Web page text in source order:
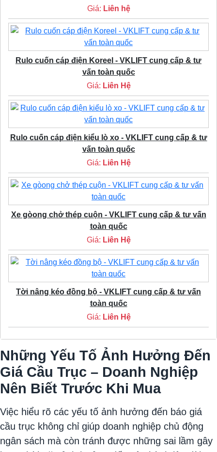
Giá: Liên hệ
Rulo cuốn cáp điện Koreel - VKLIFT cung cấp & tư
vấn toàn quốc
Giá: Liên Hệ
Rulo cuốn cáp điện kiểu lò xo - VKLIFT cung cấp & tư
vấn toàn quốc
Giá: Liên Hệ
Xe gòong chở thép cuộn - VKLIFT cung cấp & tư vấn
toàn quốc
Giá: Liên Hệ
Tời nâng kéo đồng bộ - VKLIFT cung cấp & tư vấn
toàn quốc
Giá: Liên Hệ
Những Yếu Tố Ảnh Hưởng Đến
Giá Cầu Trục – Doanh Nghiệp
Nên Biết Trước Khi Mua
Việc hiểu rõ các yếu tố ảnh hưởng đến báo giá
cầu trục không chỉ giúp doanh nghiệp chủ động
ngân sách mà còn tránh được những sai lầm gây